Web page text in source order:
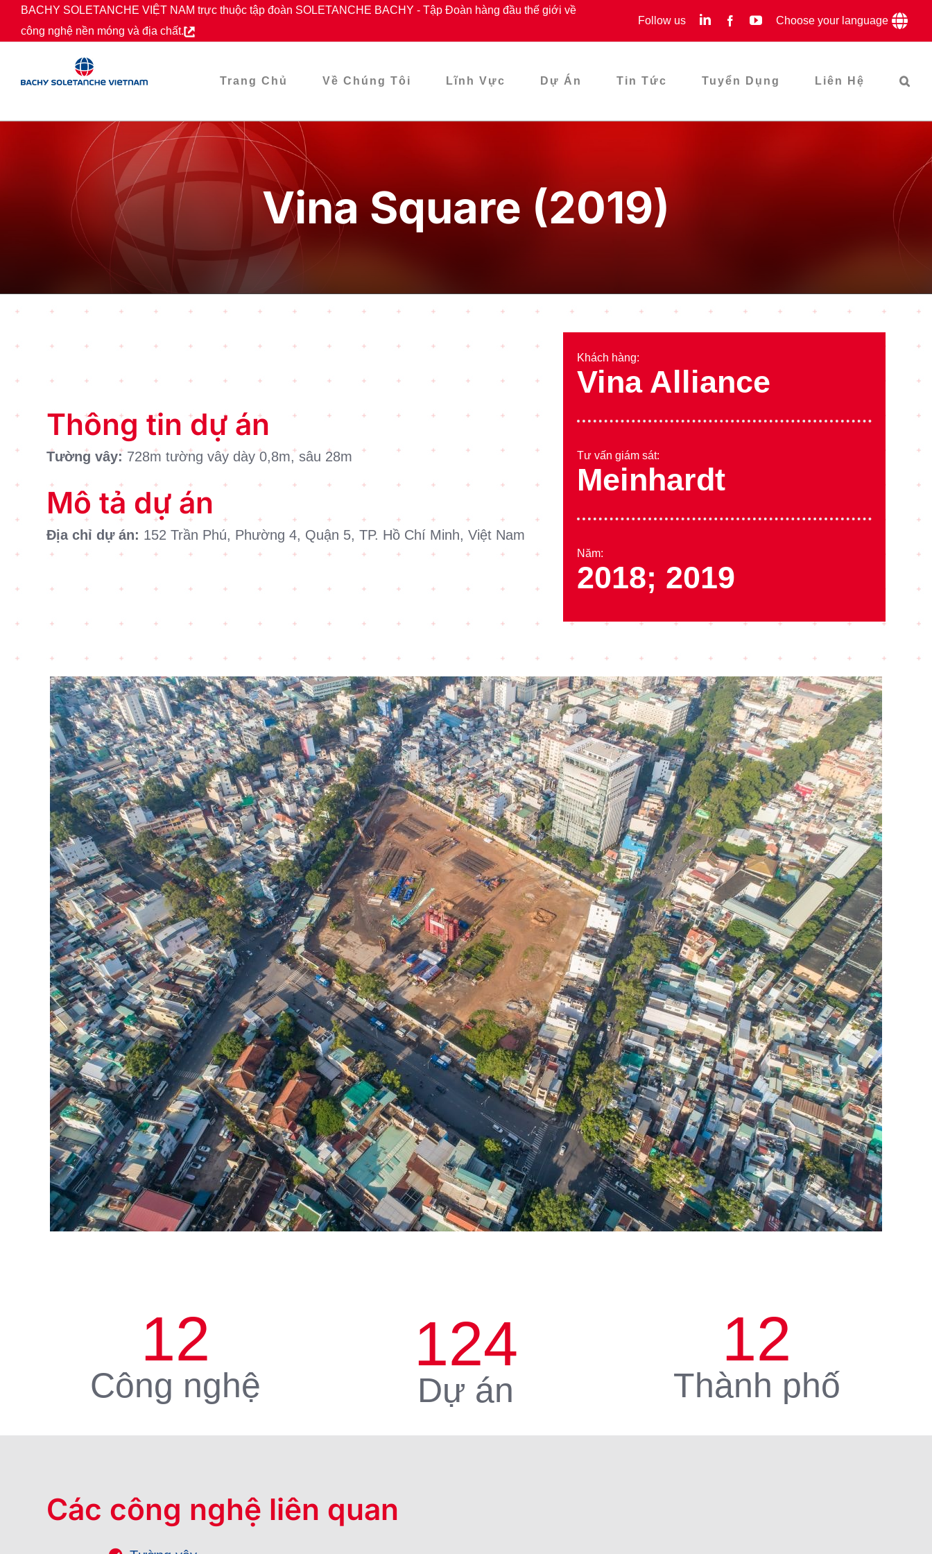
SkipBACHY SOLETANCHE VIỆT NAM trực thuộc tập đoàn SOLETANCHE BACHY - Tập Đoàn hàng đầu thế giới về
công nghệ nền móng và địa chất.
Follow us LinkedInFacebookYouTube
Choose your language
Trang Chủ Về Chúng Tôi Lĩnh Vực Dự Án Tin Tức Tuyển Dụng Liên Hệ
Vina Square (2019)
Thông tin dự án
Tường vây: 728m tường vây dày 0,8m, sâu 28m
Mô tả dự án
Địa chỉ dự án: 152 Trần Phú, Phường 4, Quận 5, TP. Hồ Chí Minh, Việt Nam
Khách hàng:
Vina Alliance
Tư vấn giám sát:
Meinhardt
Năm:
2018; 2019
12
Công nghệ
124
Dự án
12
Thành phố
Các công nghệ liên quan